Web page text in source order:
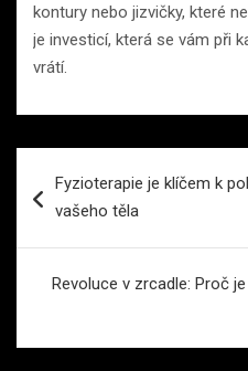
kontury nebo jizvičky, které
je investicí, která se vám při
vrátí.
proFyzioterapie je klíčem k
vašeho těla
Revoluce v zrcadle: Proč